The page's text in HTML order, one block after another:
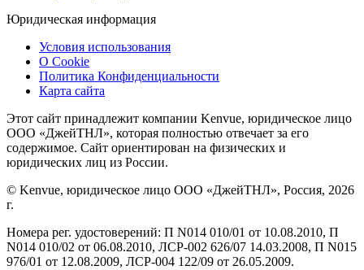
Юридическая информация
Условия использования
О Cookie
Политика Конфиденциальности
Карта сайта
Этот сайт принадлежит компании Kenvue, юридическое лицо
ООО «ДжейТНЛ», которая полностью отвечает за его
содержимое. Сайт ориентирован на физических и
юридических лиц из России.
© Kenvue, юридическое лицо ООО «ДжейТНЛ», Россия, 2026
г.
Номера рег. удостоверений: П N014 010/01 от 10.08.2010, П
N014 010/02 от 06.08.2010, ЛСР-002 626/07 14.03.2008, П N015
976/01 от 12.08.2009, ЛСР-004 122/09 от 26.05.2009.